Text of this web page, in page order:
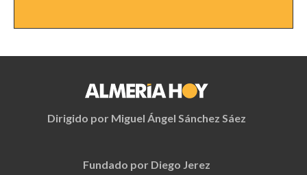
Dirigido por Miguel Ángel Sánchez Sáez
Fundado por Diego Jerez